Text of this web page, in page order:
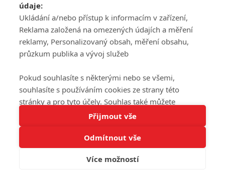
Tato stránka používá soubory cookies.
Rozumím
Máte-li zájem o inzerci na našem webu napište nám na e-mail
studio@koncal.com
Ochrana osobních údajů|Zásady používání cookies |Pravidla webu
Upravit nastavení soukromí
© 2016 – 2026 FandimeSerialum.cz / All rights reserved /
Koncal studio s.r.o., IČO: 03604071, Lýskova 2073/57, Stodůlky, 155
údaje:
Ukládání a/nebo přístup k informacím v zařízení,
Reklama založená na omezených údajích a měření
reklamy, Personalizovaný obsah, měření obsahu,
průzkum publika a vývoj služeb
Pokud souhlasíte s některými nebo se všemi,
souhlasíte s používáním cookies ze strany této
stránky a pro tyto účely. Souhlas také můžete
odmítnout, ale v takovém případě vám na stránce
nebudou k dispozici některé personalizované funkce.
Vaše volby souhlasu se budou vztahovat pouze na
tuto webovou stránku. Vaše nastavení a odvolání
souhlasu můžete kdykoli změnit na stránce s
Přijmout vše
Odmítnout vše
Více možností